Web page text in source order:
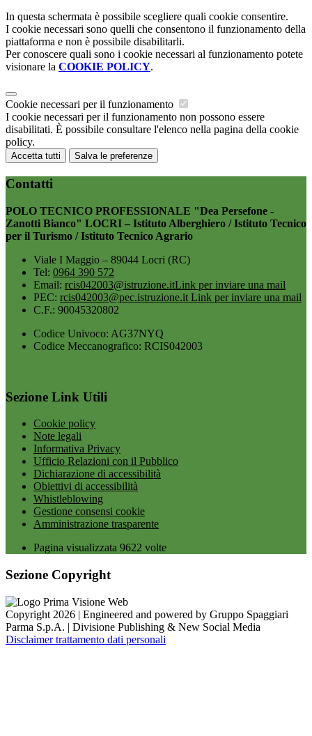
In questa schermata è possibile scegliere quali cookie consentire.
I cookie necessari sono quelli che consentono il funzionamento della
piattaforma e non è possibile disabilitarli.
Per conoscere quali sono i cookie necessari al funzionamento potete
visionare la COOKIE POLICY.
Cookie necessari per il funzionamento
I cookie necessari per il funzionamento non possono essere
disabilitati. È possibile consultare l'elenco nella pagina della cookie
policy.
Accetta tutti Salva le preferenze
Contatti
POLO TECNICO PROFESSIONALE "Dea Persefone -
Zanotti Bianco" LOCRI – Istituto Alberghiero / Istituto Tecnico
per il Turismo / Istituto Tecnico Agrario
Viale I Maggio – 89044 Locri (RC)
Tel: 0964 390 572
Email: rcis042003@istruzione.itLink per inviare una mail
PEC: rcis042003@pec.istruzione.it Link per inviare una mail
C.F.: 90045320802
Codice Univoco: AG37NYQ
Codice Meccanografico: RCIS042003
Sezione Link Utili
Cookie policy
Note legali
Informativa Privacy
Ufficio Relazioni con il Pubblico
Dichiarazione di accessibilità
Obiettivi di accessibilità
Whistleblowing
Gestione consensi cookie
Amministrazione trasparente
Pagina visualizzata 9622 volte
Sezione Copyright
Copyright 2026 | Engineered and powered by Gruppo Spaggiari
Parma S.p.A. | Divisione Publishing & New Social Media
Disclaimer trattamento dati personali